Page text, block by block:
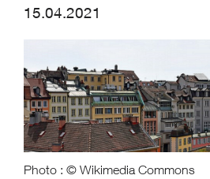
15.04.2021
Photo : © Wikimedia Commons